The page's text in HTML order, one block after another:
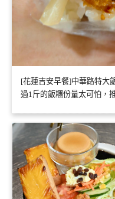
[花蓮吉安早餐]中華路特大
過1斤的飯糰份量太可怕，